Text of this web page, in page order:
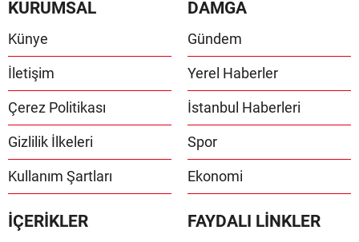
KURUMSAL
Künye
İletişim
Çerez Politikası
Gizlilik İlkeleri
Kullanım Şartları
DAMGA
Gündem
Yerel Haberler
İstanbul Haberleri
Spor
Ekonomi
İÇERİKLER FAYDALI LİNKLER